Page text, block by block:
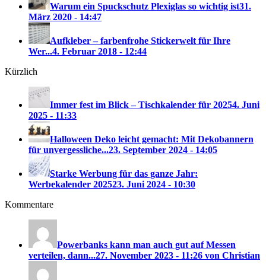
Warum ein Spuckschutz Plexiglas so wichtig ist31.
März 2020 - 14:47
Aufkleber – farbenfrohe Stickerwelt für Ihre
Wer...4. Februar 2018 - 12:44
Kürzlich
Immer fest im Blick – Tischkalender für 20254. Juni
2025 - 11:33
Halloween Deko leicht gemacht: Mit Dekobannern
für unvergessliche...23. September 2024 - 14:05
Starke Werbung für das ganze Jahr:
Werbekalender 202523. Juni 2024 - 10:30
Kommentare
Powerbanks kann man auch gut auf Messen
verteilen, dann...27. November 2023 - 11:26 von Christian